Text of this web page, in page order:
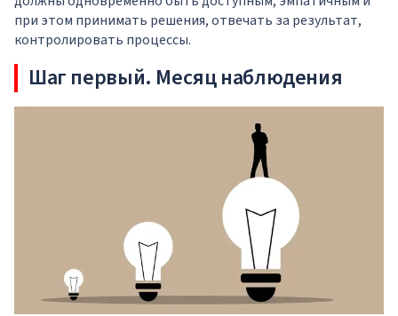
при этом принимать решения, отвечать за результат,
контролировать процессы.
Шаг первый. Месяц наблюдения